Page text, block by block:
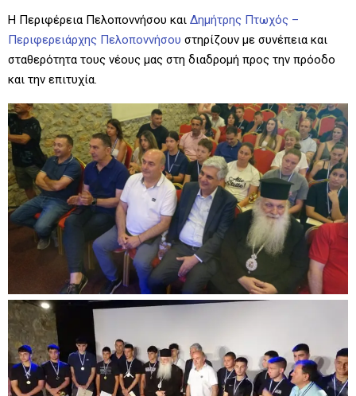
Η Περιφέρεια Πελοποννήσου και Δημήτρης Πτωχός –
Περιφερειάρχης Πελοποννήσου στηρίζουν με συνέπεια και
σταθερότητα τους νέους μας στη διαδρομή προς την πρόοδο
και την επιτυχία.